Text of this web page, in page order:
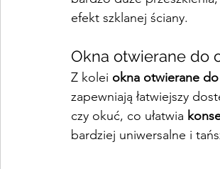
efekt szklanej ściany.
Okna otwierane do
Z kolei okna otwierane
zapewniają łatwiejszy
czy okuć, co ułatwia
bardziej uniwersalne i